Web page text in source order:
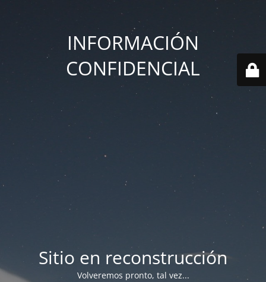
INFORMACIÓN
CONFIDENCIAL
Sitio en reconstrucción
Volveremos pronto, tal vez...